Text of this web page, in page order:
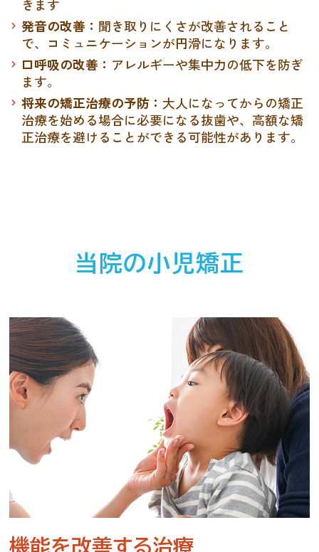
きます
発音の改善： 聞き取りにくさが改善されること
で、コミュニケーションが円滑になります。
口呼吸の改善： アレルギーや集中力の低下を防ぎ
ます。
将来の矯正治療の予防： 大人になってからの矯正
治療を始める場合に必要になる抜歯や、高額な矯
正治療を避けることができる可能性があります。
当院の小児矯正
機能を改善する治療